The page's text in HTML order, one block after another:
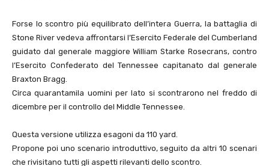
Forse lo scontro più equilibrato dell’intera Guerra, la battaglia di
Stone River vedeva affrontarsi l’Esercito Federale del Cumberland
guidato dal generale maggiore William Starke Rosecrans, contro
l’Esercito Confederato del Tennessee capitanato dal generale
Braxton Bragg.
Circa quarantamila uomini per lato si scontrarono nel freddo di
dicembre per il controllo del Middle Tennessee.
Questa versione utilizza esagoni da 110 yard.
Propone poi uno scenario introduttivo, seguito da altri 10 scenari
che rivisitano tutti gli aspetti rilevanti dello scontro.